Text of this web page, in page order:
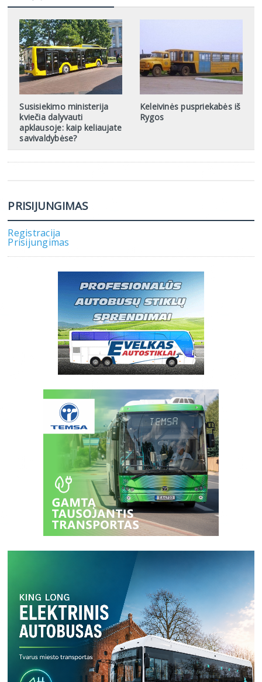
Susisiekimo ministerija
kviečia dalyvauti
apklausoje: kaip keliaujate
savivaldybėse?
Keleivinės puspriekabės iš
Rygos
PRISIJUNGIMAS
Registracija
Prisijungimas